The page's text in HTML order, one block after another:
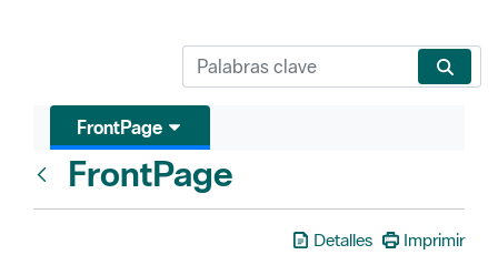
FrontPage
FrontPage
Detalles Imprimir